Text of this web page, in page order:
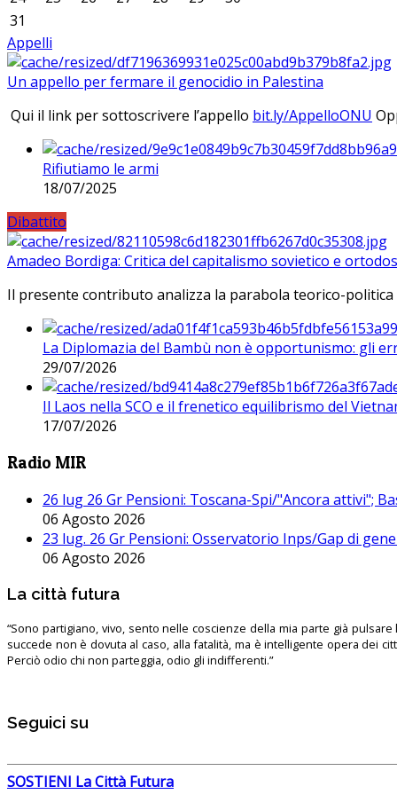
31
Appelli
Un appello per fermare il genocidio in Palestina
Qui il link per sottoscrivere l’appello bit.ly/AppelloONU
Rifiutiamo le armi
18/07/2025
Dibattito
Amadeo Bordiga: Critica del capitalismo sovietico e
Il presente contributo analizza la parabola teorico-
La Diplomazia del Bambù non è opportunismo: gli
29/07/2026
Il Laos nella SCO e il frenetico equilibrismo del
17/07/2026
Radio MIR
26 lug 26 Gr Pensioni: Toscana-Spi/"Ancora attivi";
06 Agosto 2026
23 lug. 26 Gr Pensioni: Osservatorio Inps/Gap di
06 Agosto 2026
La città futura
“Sono partigiano, vivo, sento nelle coscienze della mia parte già pulsare
succede non è dovuta al caso, alla fatalità, ma è intelligente opera dei
Perciò odio chi non parteggia, odio gli indifferenti.”
Seguici su
SOSTIENI La Città Futura